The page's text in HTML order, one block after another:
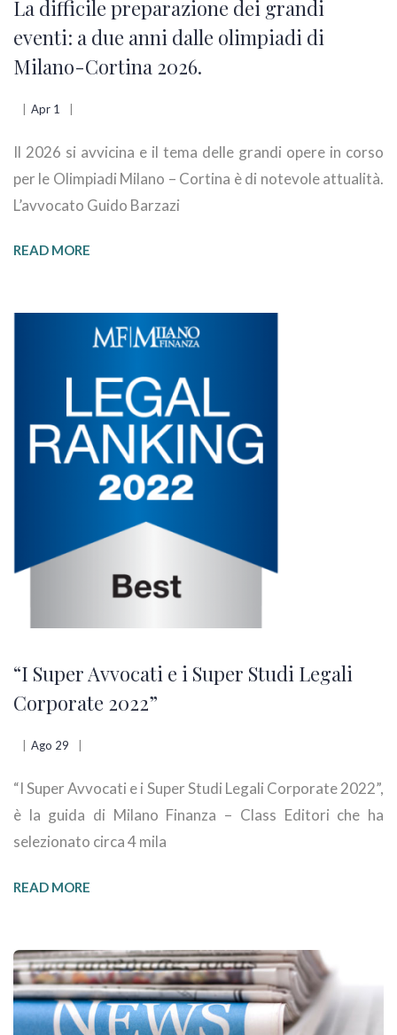
La difficile preparazione dei grandi
eventi: a due anni dalle olimpiadi di
Milano-Cortina 2026.
Apr 1
Il 2026 si avvicina e il tema delle grandi opere in corso
per le Olimpiadi Milano – Cortina è di notevole attualità.
L’avvocato Guido Barzazi
READ MORE
“I Super Avvocati e i Super Studi Legali
Corporate 2022”
Ago 29
“I Super Avvocati e i Super Studi Legali Corporate 2022”,
è la guida di Milano Finanza – Class Editori che ha
selezionato circa 4 mila
READ MORE